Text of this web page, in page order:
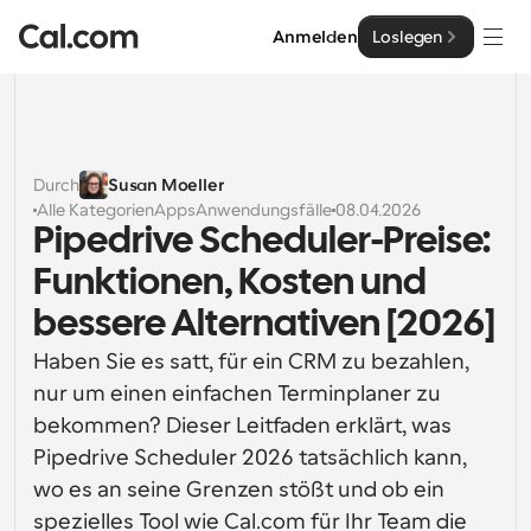
Anmelden Loslegen
Lösungen
Nach Teamgröße
Für Einzelpersonen
Persönliche Terminplanung einfach gemacht
Kollaborative Planung für Gruppen
Für Entwickler
Leistungsstarke Funktionen und Integrationen
Für Unternehmen
Enterprise
Entwickler
Entwicklerdokumentation
Dokumentation für die Cal.com-Plattform
API
Ressourcen
API
Erstellen Sie Ihre eigenen Integrationen mit unserer
Durch
Susan Moeller
Alle KategorienAppsAnwendungsfälle 08.04.2026
Pipedrive Scheduler-Preise:
Funktionen, Kosten und
bessere Alternativen [2026]
Haben Sie es satt, für ein CRM zu bezahlen,
nur um einen einfachen Terminplaner zu
bekommen? Dieser Leitfaden erklärt, was
Pipedrive Scheduler 2026 tatsächlich kann,
wo es an seine Grenzen stößt und ob ein
spezielles Tool wie Cal.com für Ihr Team die